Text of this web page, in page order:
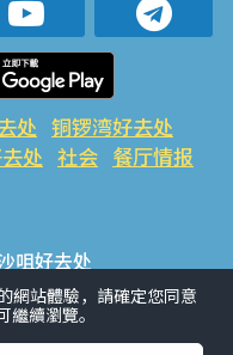
处 铜锣湾好去处
处 社会 餐厅情报
咀好去处
处 旺角好去处 社会
網站體驗，請確定您同意
繼續瀏覽。